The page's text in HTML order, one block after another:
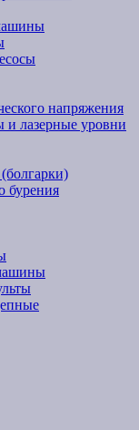
напряжения
и лазерные уровни
бурения